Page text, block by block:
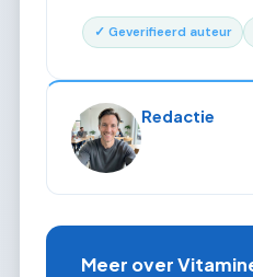
✓ Geverifieerd auteur
Redactie
Meer over